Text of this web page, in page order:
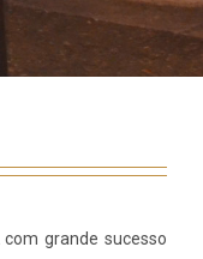
grande sucesso